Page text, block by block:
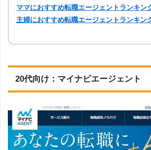
ママにおすすめ転職エージェントランキン
主婦におすすめ転職エージェントランキン
20代向け：マイナビエージェント